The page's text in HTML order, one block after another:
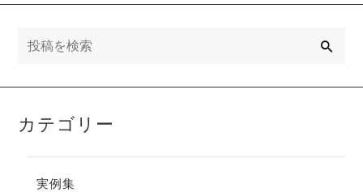
カテゴリー
実例集